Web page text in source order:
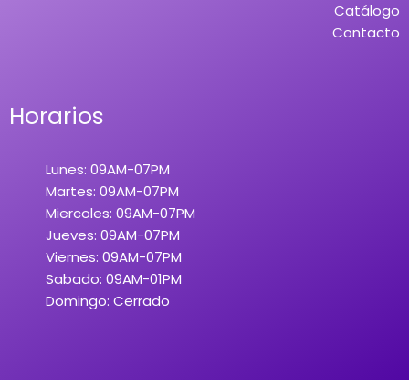
Catálogo
Contacto
Horarios
Lunes: 09AM-07PM
Martes: 09AM-07PM
Miercoles: 09AM-07PM
Jueves: 09AM-07PM
Viernes: 09AM-07PM
Sabado: 09AM-01PM
Domingo: Cerrado